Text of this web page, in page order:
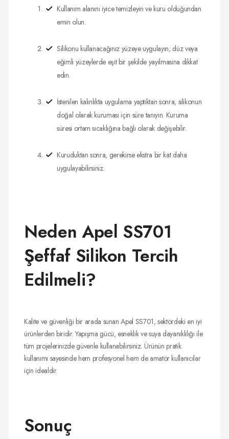
Kullanım alanını iyice temizleyin ve kuru olduğundan
emin olun.
Silikonu kullanacağınız yüzeye uygulayın; düz veya
eğimli yüzeylerde eşit bir şekilde yayılmasına dikkat
edin.
İstenilen kalınlıkta uygulama yaptıktan sonra, silikonun
doğal olarak kuruması için süre tanıyın. Kuruma
süresi ortam sıcaklığına bağlı olarak değişebilir.
Kuruduktan sonra, gerekirse ekstra bir kat daha
uygulayabilirsiniz.
Neden Apel SS701
Şeffaf Silikon Tercih
Edilmeli?
Kalite ve güvenliği bir arada sunan Apel SS701, sektördeki en iyi
ürünlerden biridir. Yapışma gücü, esneklik ve suya dayanıklılığı ile
tüm projelerinizde güvenle kullanabilirsiniz. Ürünün pratik
kullanımı sayesinde hem profesyonel hem de amatör kullanıcılar
için idealdir.
Sonuç